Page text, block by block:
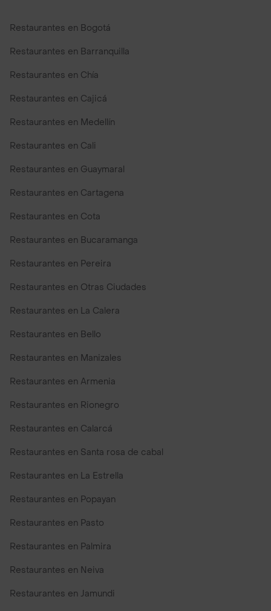
Restaurantes en Bogotá
Restaurantes en Barranquilla
Restaurantes en Chía
Restaurantes en Cajicá
Restaurantes en Medellín
Restaurantes en Cali
Restaurantes en Guaymaral
Restaurantes en Cartagena
Restaurantes en Cota
Restaurantes en Bucaramanga
Restaurantes en Pereira
Restaurantes en Otras Ciudades
Restaurantes en La Calera
Restaurantes en Bello
Restaurantes en Manizales
Restaurantes en Armenia
Restaurantes en Rionegro
Restaurantes en Calarcá
Restaurantes en Santa rosa de cabal
Restaurantes en La Estrella
Restaurantes en Popayan
Restaurantes en Pasto
Restaurantes en Palmira
Restaurantes en Neiva
Restaurantes en Jamundi